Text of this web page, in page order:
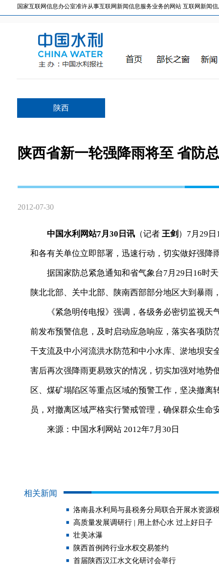
国家互联网信息办公室准许从事互联网新闻信息服务业务的网站 互联网新闻信
陕西
陕西省新一轮强降雨将至 省防
2012-07-30
中国水利网站7月30日讯 （记者 王剑 ）7月29
和各有关单位立即部署，迅速行动，切实做好强降
据国家防总紧急通知和省气象台7月29日16时天
陕北北部、关中北部、陕南西部部分地区大到暴雨
《紧急明传电报》强调，各级务必密切监视天
前发布预警信息，及时启动应急响应，落实各项
干支流及中小河流洪水防范和中小水库、淤地坝
害后再次强降雨更易致灾的情况，切实加强对地
区、煤矿塌陷区等重点区域的预警工作，坚决撤
员，对撤离区域严格实行警戒管理，确保群众生
来源：中国水利网站 2012年7月30日
相关新闻
洛南县水利局与县税务分局联合开展水资源
高质量发展调研行 | 用上舒心水 过上好日子
壮美冰瀑
陕西首例跨行业水权交易签约
首届陕西汉江水文化研讨会举行